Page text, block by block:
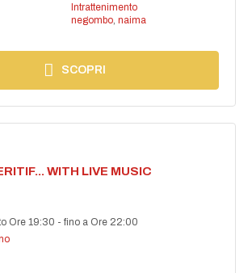
Intrattenimento
negombo, naima
SCOPRI
WITH LIVE MUSIC
Ore 19:30 -fino a Ore 22:00